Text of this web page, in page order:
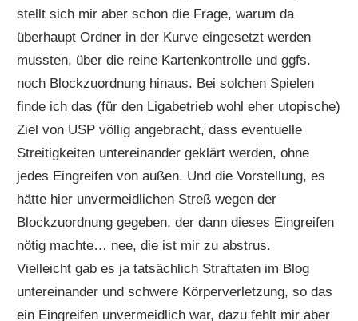
stellt sich mir aber schon die Frage, warum da
überhaupt Ordner in der Kurve eingesetzt werden
mussten, über die reine Kartenkontrolle und ggfs.
noch Blockzuordnung hinaus. Bei solchen Spielen
finde ich das (für den Ligabetrieb wohl eher utopische)
Ziel von USP völlig angebracht, dass eventuelle
Streitigkeiten untereinander geklärt werden, ohne
jedes Eingreifen von außen. Und die Vorstellung, es
hätte hier unvermeidlichen Streß wegen der
Blockzuordnung gegeben, der dann dieses Eingreifen
nötig machte… nee, die ist mir zu abstrus.
Vielleicht gab es ja tatsächlich Straftaten im Blog
untereinander und schwere Körperverletzung, so das
ein Eingreifen unvermeidlich war, dazu fehlt mir aber